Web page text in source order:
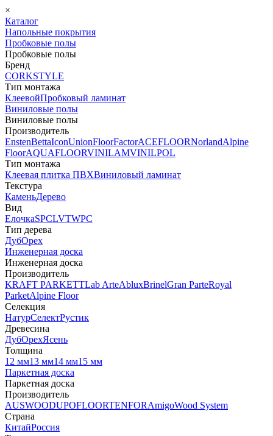
×
Каталог
Напольные покрытия
Пробковые полы
Пробковые полы
Бренд
CORKSTYLE
Тип монтажа
КлеевойПробковый ламинат
Виниловые полы
Виниловые полы
Производитель
EnstenBettaIconUnionFloorFactorACEFLOORNorlandAlpine
FloorAQUAFLOORVINILAMVINILPOL
Тип монтажа
Клеевая плитка ПВХВиниловый ламинат
Текстура
КаменьДерево
Вид
ЕлочкаSPCLVTWPC
Тип дерева
ДубОрех
Инженерная доска
Инженерная доска
Производитель
KRAFT PARKETTLab ArteAbluxBrinelGran ParteRoyal
ParketAlpine Floor
Селекция
НатурСелектРустик
Древесина
ДубОрехЯсень
Толщина
12 мм13 мм14 мм15 мм
Паркетная доска
Паркетная доска
Производитель
AUSWOODUPOFLOORTENFORAmigoWood System
Страна
КитайРоссия